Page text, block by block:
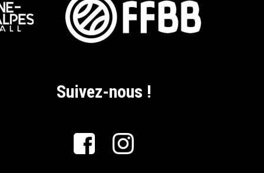
Suivez-nous !